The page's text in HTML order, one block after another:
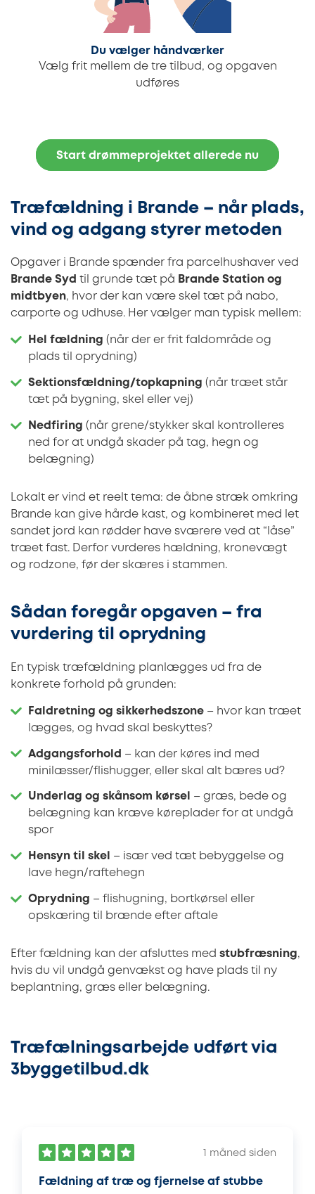
Du vælger håndværker
Vælg frit mellem de tre tilbud, og opgaven
udføres
Start drømmeprojektet allerede nu
Træfældning i Brande – når plads,
vind og adgang styrer metoden
Opgaver i Brande spænder fra parcelhushaver ved
Brande Syd til grunde tæt på Brande Station og
midtbyen, hvor der kan være skel tæt på nabo,
carporte og udhuse. Her vælger man typisk mellem:
Hel fældning (når der er frit faldområde og
plads til oprydning)
Sektionsfældning/topkapning (når træet står
tæt på bygning, skel eller vej)
Nedfiring (når grene/stykker skal kontrolleres
ned for at undgå skader på tag, hegn og
belægning)
Lokalt er vind et reelt tema: de åbne stræk omkring
Brande kan give hårde kast, og kombineret med let
sandet jord kan rødder have sværere ved at “låse”
træet fast. Derfor vurderes hældning, kronevægt
og rodzone, før der skæres i stammen.
Sådan foregår opgaven – fra
vurdering til oprydning
En typisk træfældning planlægges ud fra de
konkrete forhold på grunden:
Faldretning og sikkerhedszone – hvor kan træet
lægges, og hvad skal beskyttes?
Adgangsforhold – kan der køres ind med
minilæsser/flishugger, eller skal alt bæres ud?
Underlag og skånsom kørsel
– græs, bede og
belægning kan kræve køreplader for at undgå
spor
Hensyn til skel
– især ved tæt bebyggelse og
lave hegn/raftehegn
Oprydning – flishugning, bortkørsel eller
opskæring til brænde efter aftale
Efter fældning kan der afsluttes med stubfræsning,
hvis du vil undgå genvækst og have plads til ny
beplantning, græs eller belægning.
Træfælningsarbejde udført via
3byggetilbud.dk
1 måned siden
Fældning af træ og fjernelse af stubbe